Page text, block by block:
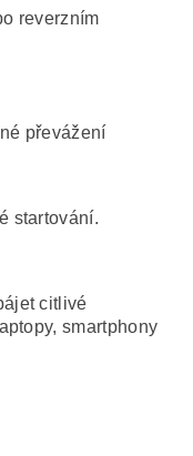
reverzním
převážení
startování.
citlivé
smartphony